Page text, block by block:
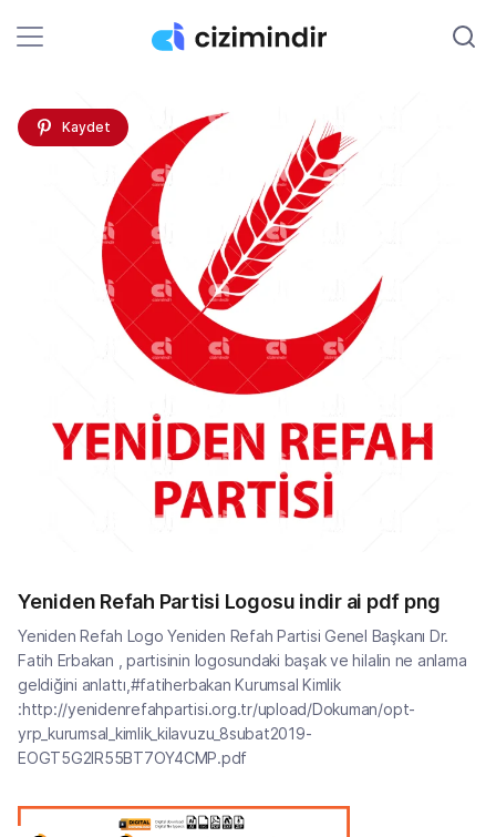
Kaydet
Yeniden Refah Partisi Logosu indir ai pdf png
Yeniden Refah Logo Yeniden Refah Partisi Genel Başkanı Dr.
Fatih Erbakan , partisinin logosundaki başak ve hilalin ne anlama
geldiğini anlattı,#fatiherbakan Kurumsal Kimlik
:http://yenidenrefahpartisi.org.tr/upload/Dokuman/opt-
yrp_kurumsal_kimlik_kilavuzu_8subat2019-
EOGT5G2IR55BT7OY4CMP.pdf